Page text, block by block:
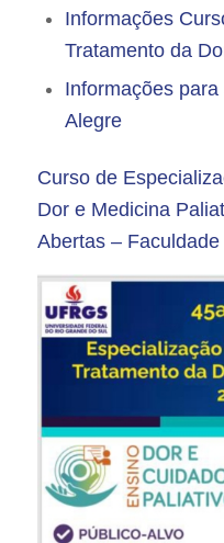
Informações
Tratamento da
Informações
Alegre
Curso de
Dor e Medicina
Abertas –